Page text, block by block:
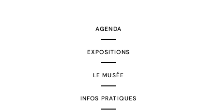
AGENDA
EXPOSITIONS
LE MUSÉE
INFOS PRATIQUES